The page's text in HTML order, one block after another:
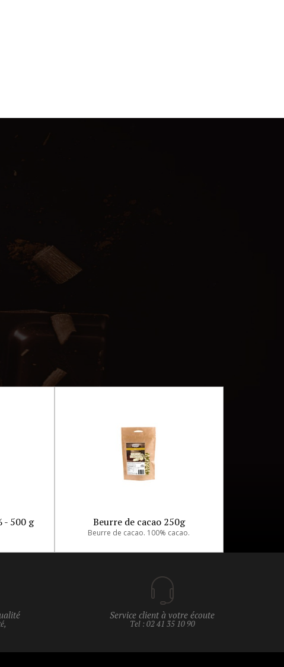
- 500 g Beurre de cacao 250g
Beurre de cacao. 100% cacao.
Service client à votre écoute
Tel : 02 41 35 10 90